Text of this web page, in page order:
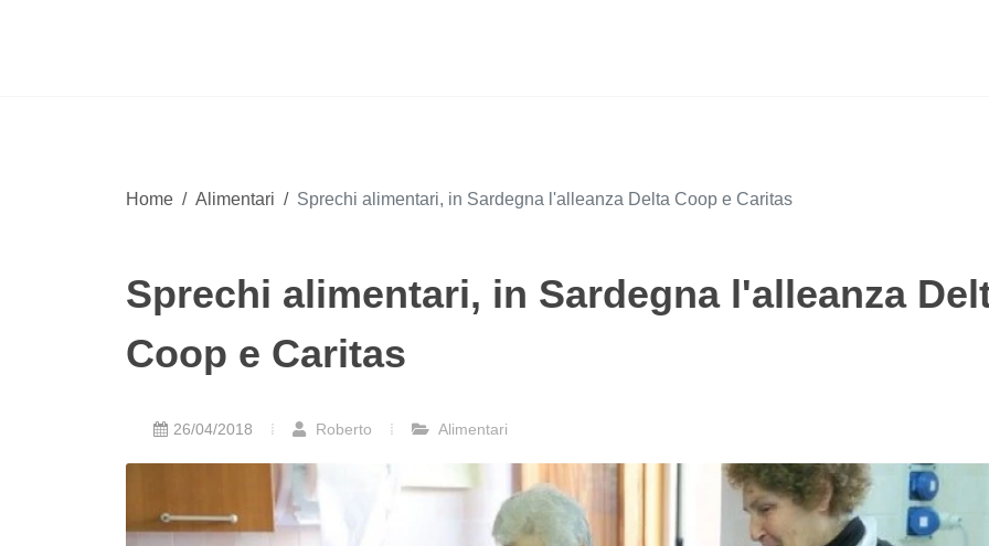
Home / Alimentari / Sprechi alimentari, in Sardegna l'alleanza Delta Coop e Caritas
Sprechi alimentari, in Sardegna l'alleanza
Coop e Caritas
26/04/2018 Roberto Alimentari